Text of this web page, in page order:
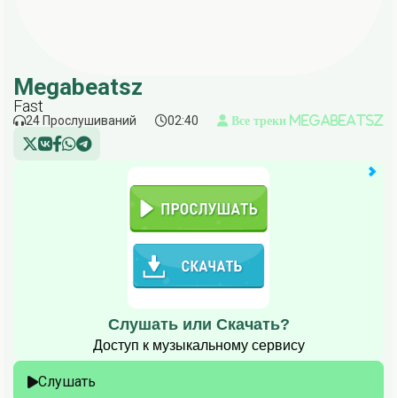
Megabeatsz
Fast
24 Прослушиваний 02:40 Все треки Megabeatsz
Слушать или Скачать?
Доступ к музыкальному сервису
Слушать